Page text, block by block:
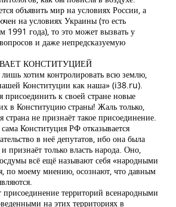
объявить мир на условиях России, а
на условиях Украины (то есть
1991 года), то это может вызвать у
и даже непредсказуемую
КОНСТИТУЦИЕЙ
хотим контролировать всю землю,
Конституции как наша» (i38.ru).
присоединить к своей стране новые
в Конституцию страны! Жаль только,
страна не признаёт такое присоединение.
Конституция РФ отказывается
в неё депутатов, ибо она была
признаёт только власть народа. Оно,
всё ещё называют себя «народными
по моему мнению, осознают, что давным
территорий всенародными
на этих территориях в